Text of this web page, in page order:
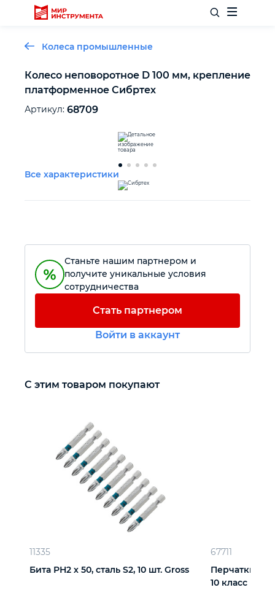
Отделочный инструмент
Столярный инструмент
Силовое оборудование
Крепежный инструмент
Колеса промышленные
Колесо неповоротное D 100 мм, крепление
платформенное Сибртех
Артикул: 68709
Все характеристики
Станьте нашим партнером и
получите уникальные условия
сотрудничества
Стать партнером
Войти в аккаунт
С этим товаром покупают
11335
Бита РН2 х 50, сталь S2, 10 шт. Gross
67711
Перчатки х/
10 класс